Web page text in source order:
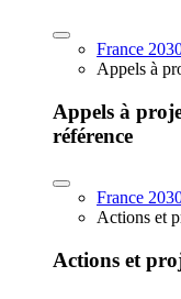
France
Appels à
Appels à
référence
France
Actions et
Actions et